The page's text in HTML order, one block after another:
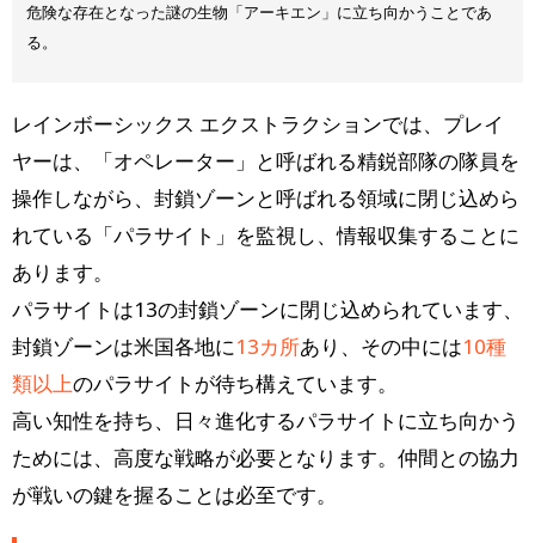
危険な存在となった謎の生物「アーキエン」に立ち向かうことであ
る。
レインボーシックス エクストラクションでは、プレイ
ヤーは、「オペレーター」と呼ばれる精鋭部隊の隊員を
操作しながら、封鎖ゾーンと呼ばれる領域に閉じ込めら
れている「パラサイト」を監視し、情報収集することに
あります。
パラサイトは13の封鎖ゾーンに閉じ込められています、
封鎖ゾーンは米国各地に13カ所あり、その中には10種
類以上のパラサイトが待ち構えています。
高い知性を持ち、日々進化するパラサイトに立ち向かう
ためには、高度な戦略が必要となります。仲間との協力
が戦いの鍵を握ることは必至です。